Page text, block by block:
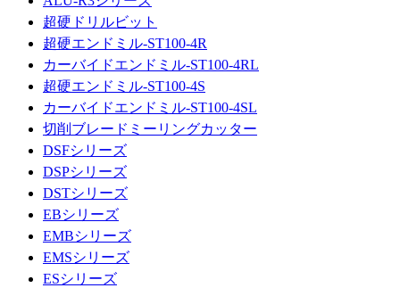
超硬ドリルビット
超硬エンドミル-ST100-4R
カーバイドエンドミル-ST100-4RL
超硬エンドミル-ST100-4S
カーバイドエンドミル-ST100-4SL
切削ブレードミーリングカッター
DSFシリーズ
DSPシリーズ
DSTシリーズ
EBシリーズ
EMBシリーズ
EMSシリーズ
ESシリーズ